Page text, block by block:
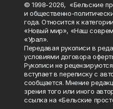
© 1998-2026, «Бельские
и общественно-
года. Относится к
«Новый мир», «Наш
«Урал».
Передавая рукописи в
условиями договора
Рукописи не
вступает в переписку с
сообщается. Мнение
зрения того или иного
ссылка на «Бельские